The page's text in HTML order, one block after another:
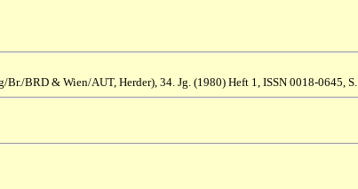
Br./BRD & Wien/AUT, Herder), 34. Jg. (1980) Heft 1, ISSN 0018-0645,